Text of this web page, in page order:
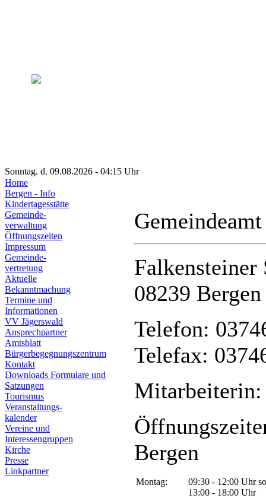
Sonntag. d. 09.08.2026 - 04:15 Uhr
Home
Bergen - Info
Kindertagesstätte
Gemeinde-
verwaltung
Öffnungszeiten
Impressum
Gemeinde-
vertretung
Aktuelle
Bekanntmachung
Termine und
Informationen
VV Jägerswald
Ansprechpartner
Amtsblatt
Bürgerbegegnungszentrum
Kontakt
Downloads Formulare und
Satzungen
Tourismus
Veranstaltungs-
kalender
Vereine und
Interessen­gruppen
Kirche
Presse
Linkpartner
Falkensteiner
08239 Bergen
Telefon:
Telefax:
Mitarbeiterin:
Bergen
Montag:
09:30 - 12:00 Uhr
13:00 - 18:00 Uhr